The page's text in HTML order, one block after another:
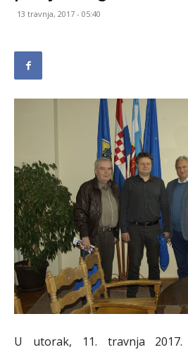
13 travnja, 2017 - 05:40
U utorak, 11. travnja